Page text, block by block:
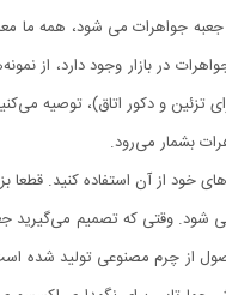
جواهرات می شود، همه ما
در بازار وجود دارد، از
تزئین و دکور اتاق)، توصیه
بشمار می‌رود.
خود از آن استفاده کنید.
وقتی که تصمیم می‌گیرید